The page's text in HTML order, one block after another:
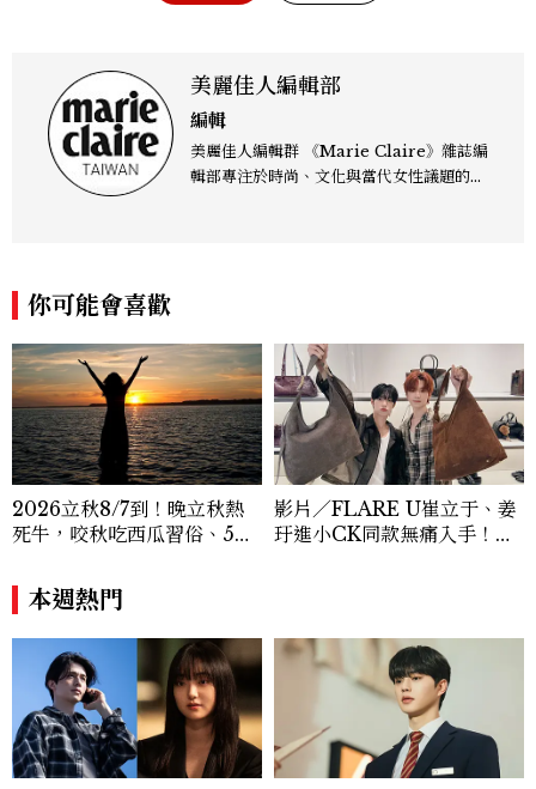
美麗佳人編輯部
編輯
美麗佳人編輯群 《Marie Claire》雜誌編
輯部專注於時尚、文化與當代女性議題的深
度的內容。 《Marie Claire》始終以敏銳
視角與編輯直覺，引領讀者探索女性多元面
貌與生活品味風格的無限可能。
你可能會喜歡
2026立秋8/7到！晚立秋熱
死牛，咬秋吃西瓜習俗、5大
影片／FLARE U崔立于、姜
玗進小CK同款無痛入手！身
本週熱門